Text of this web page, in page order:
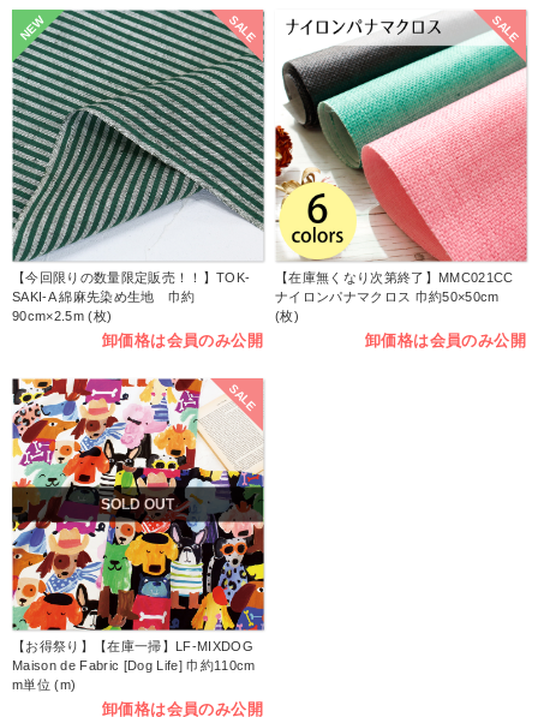
SALE
NEW
【今回限りの数量限定販売！！】TOK-
SAKI-A 綿麻先染め生地 巾約
90cm×2.5m (枚)
卸価格は会員のみ公開
SALE
【在庫無くなり次第終了】MMC021CC
ナイロンパナマクロス 巾約50×50cm
(枚)
卸価格は会員のみ公開
SALE
SOLD OUT
【お得祭り】【在庫一掃】LF-MIXDOG
Maison de Fabric [Dog Life] 巾約110cm
m単位 (m)
卸価格は会員のみ公開